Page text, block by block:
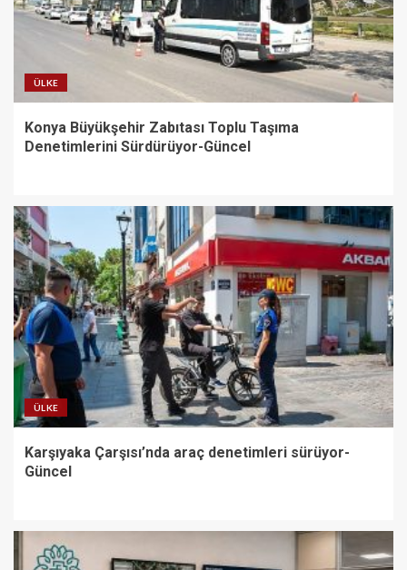
ÜLKE
Konya Büyükşehir Zabıtası Toplu Taşıma
Denetimlerini Sürdürüyor-Güncel
ÜLKE
Karşıyaka Çarşısı’nda araç denetimleri sürüyor-
Güncel